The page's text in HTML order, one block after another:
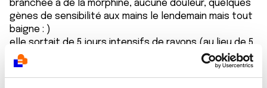
branchée à de la morphine, aucune douleur, quelques
gènes de sensibilité aux mains le lendemain mais tout
baigne : )
elle sortait de 5 jours intensifs de rayons (au lieu de 5
semaines) et en souffre énormément, mais la chimio
intra hepatique zéro soucis..